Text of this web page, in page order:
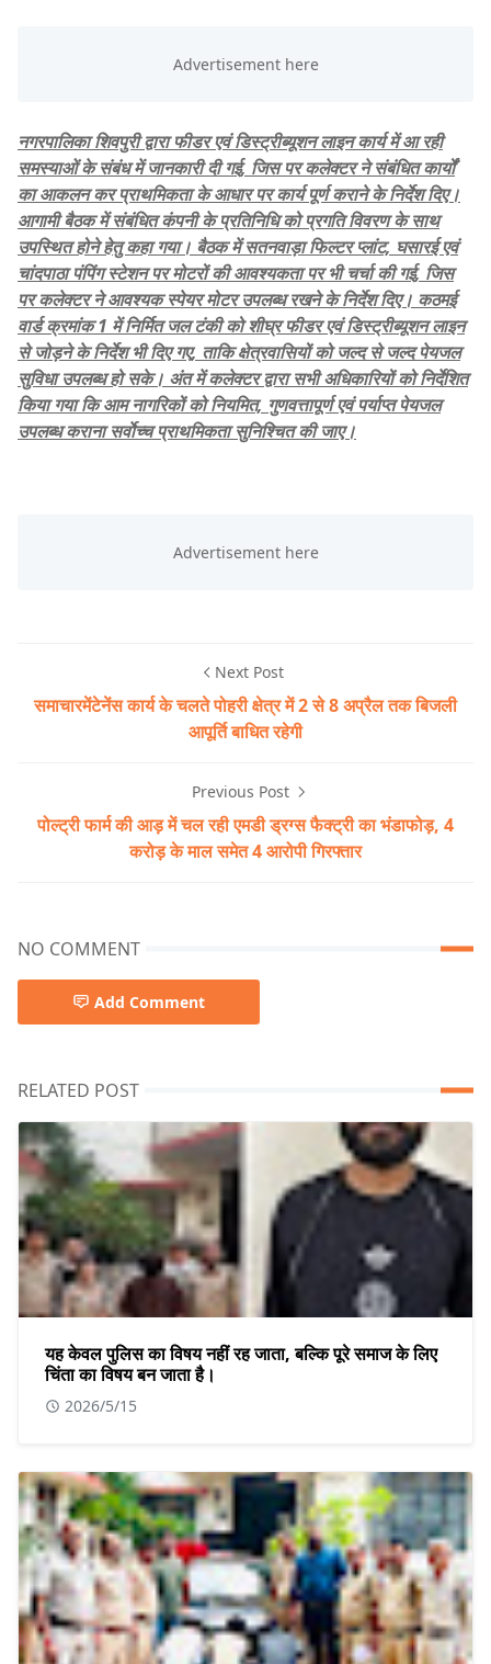
नगरपालिका शिवपुरी द्वारा फीडर एवं डिस्ट्रीब्यूशन लाइन कार्य में आ रही
समस्याओं के संबंध में जानकारी दी गई, जिस पर कलेक्टर ने संबंधित कार्यों
का आकलन कर प्राथमिकता के आधार पर कार्य पूर्ण कराने के निर्देश दिए।
आगामी बैठक में संबंधित कंपनी के प्रतिनिधि को प्रगति विवरण के साथ
उपस्थित होने हेतु कहा गया। बैठक में सतनवाड़ा फिल्टर प्लांट, घसारई एवं
चांदपाठा पंपिंग स्टेशन पर मोटरों की आवश्यकता पर भी चर्चा की गई, जिस
पर कलेक्टर ने आवश्यक स्पेयर मोटर उपलब्ध रखने के निर्देश दिए। कठमई
वार्ड क्रमांक 1 में निर्मित जल टंकी को शीघ्र फीडर एवं डिस्ट्रीब्यूशन लाइन
से जोड़ने के निर्देश भी दिए गए, ताकि क्षेत्रवासियों को जल्द से जल्द पेयजल
सुविधा उपलब्ध हो सके। अंत में कलेक्टर द्वारा सभी अधिकारियों को निर्देशित
किया गया कि आम नागरिकों को नियमित, गुणवत्तापूर्ण एवं पर्याप्त पेयजल
उपलब्ध कराना सर्वाेच्च प्राथमिकता सुनिश्चित की जाए।
Next Post
समाचारमेंटेनेंस कार्य के चलते पोहरी क्षेत्र में 2 से 8 अप्रैल तक बिजली
आपूर्ति बाधित रहेगी
Previous Post
पोल्ट्री फार्म की आड़ में चल रही एमडी ड्रग्स फैक्ट्री का भंडाफोड़, 4
करोड़ के माल समेत 4 आरोपी गिरफ्तार
NO COMMENT
Add Comment
RELATED POST
यह केवल पुलिस का विषय नहीं रह जाता, बल्कि पूरे समाज के लिए
चिंता का विषय बन जाता है।
2026/5/15